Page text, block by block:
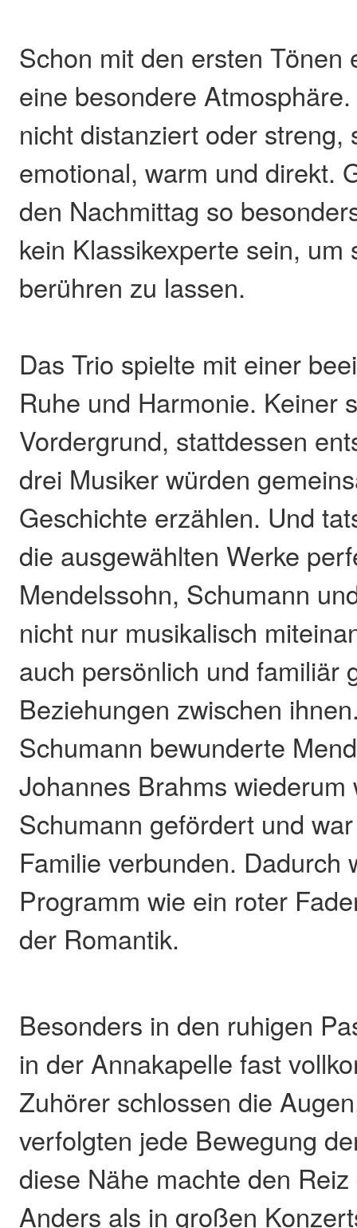
Schon mit den ersten Tönen
eine besondere
nicht distanziert oder streng,
emotional, warm und direkt.
den Nachmittag so
kein Klassikexperte sein, um
berühren zu lassen.
Das Trio spielte mit einer
Ruhe und Harmonie. Keiner
Vordergrund, stattdessen
drei Musiker würden
Geschichte erzählen. Und
die ausgewählten Werke
Mendelssohn, Schumann
nicht nur musikalisch
auch persönlich und familiär
Beziehungen zwischen
Schumann bewunderte
Johannes Brahms
Schumann gefördert und
Familie verbunden. Dadurch
Programm wie ein roter
der Romantik.
Besonders in den ruhigen
in der Annakapelle fast
Zuhörer schlossen die
verfolgten jede Bewegung
diese Nähe machte den
Anders als in großen